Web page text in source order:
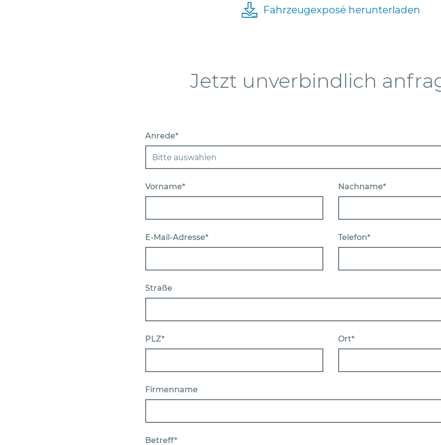
Fahrzeugexposé herunterladen
Jetzt unverbindlich
Anrede*
Bitte auswählen
Vorname* Nachname*
E-Mail-Adresse* Telefon*
Straße
PLZ* Ort*
Firmenname
Betreff*